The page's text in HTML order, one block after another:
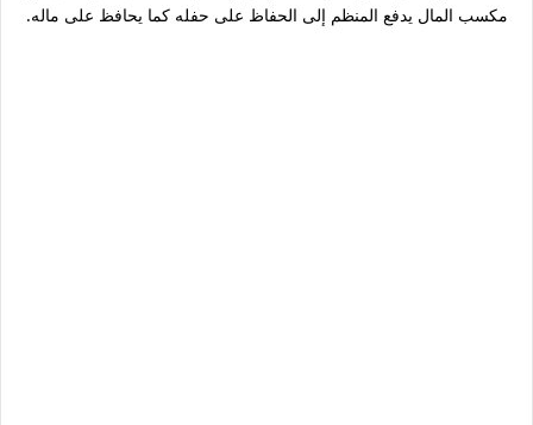
مكسب المال يدفع المنظم إلى الحفاظ على حفله كما يحافظ على ماله.